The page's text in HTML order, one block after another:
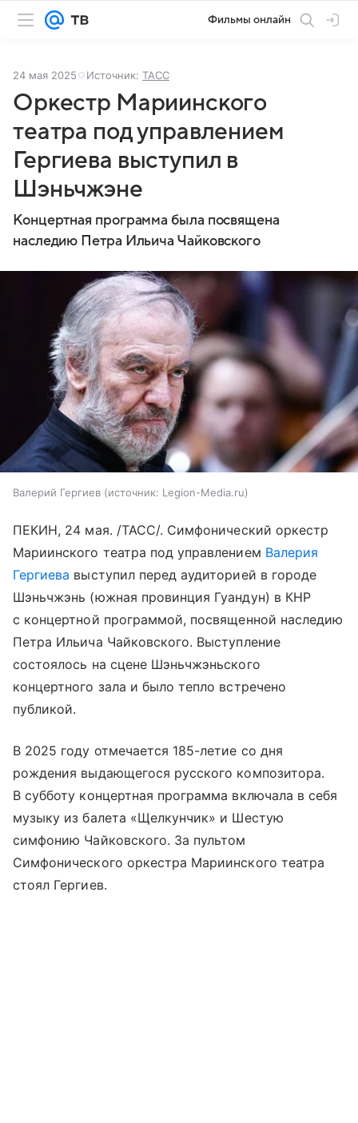
Фильмы онлайн
24 мая 2025 Источник: ТАСС
Оркестр Мариинского
театра под управлением
Гергиева выступил в
Шэньчжэне
Концертная программа была посвящена
наследию Петра Ильича Чайковского
Валерий Гергиев источник: Legion-Media.ru
ПЕКИН, 24 мая. /ТАСС/. Симфонический оркестр
Мариинского театра под управлением Валерия
Гергиева выступил перед аудиторией в городе
Шэньчжэнь (южная провинция Гуандун) в КНР
с концертной программой, посвященной наследию
Петра Ильича Чайковского. Выступление
состоялось на сцене Шэньчжэньского
концертного зала и было тепло встречено
публикой.
В 2025 году отмечается 185-летие со дня
рождения выдающегося русского композитора.
В субботу концертная программа включала в себя
музыку из балета «Щелкунчик» и Шестую
симфонию Чайковского. За пультом
Симфонического оркестра Мариинского театра
стоял Гергиев.